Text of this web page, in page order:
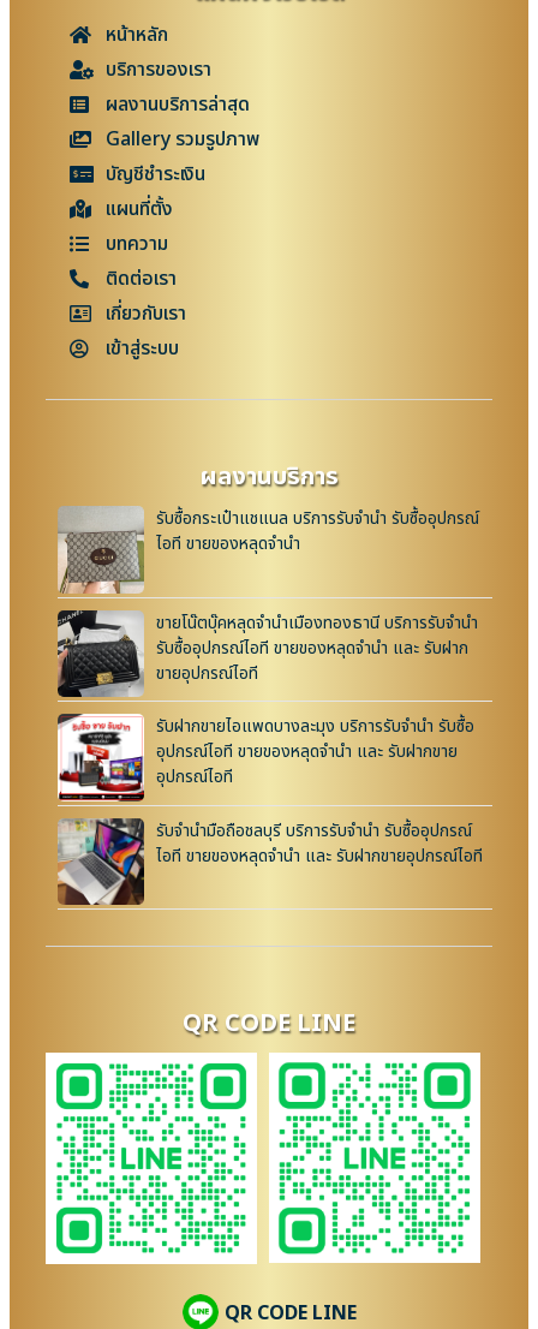
หน้าหลัก
บริการของเรา
ผลงานบริการล่าสุด
Gallery รวมรูปภาพ
บัญชีชำระเงิน
แผนที่ตั้ง
บทความ
ติดต่อเรา
เกี่ยวกับเรา
เข้าสู่ระบบ
ผลงานบริการ
รับซื้อกระเป๋าแชแนล บริการรับจำนำ รับซื้ออุปกรณ์
ไอที ขายของหลุดจำนำ
ขายโน๊ตบุ๊คหลุดจำนำเมืองทองธานี บริการรับจำนำ
รับซื้ออุปกรณ์ไอที ขายของหลุดจำนำ และ รับฝาก
ขายอุปกรณ์ไอที
รับฝากขายไอแพดบางละมุง บริการรับจำนำ รับซื้อ
อุปกรณ์ไอที ขายของหลุดจำนำ และ รับฝากขาย
อุปกรณ์ไอที
รับจำนำมือถือชลบุรี บริการรับจำนำ รับซื้ออุปกรณ์
ไอที ขายของหลุดจำนำ และ รับฝากขายอุปกรณ์ไอที
QR CODE LINE
QR CODE LINE